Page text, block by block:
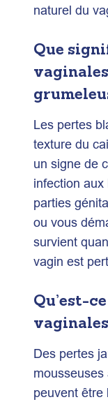
naturel du
Que
Les pertes
texture du
un signe de
infection
parties
ou vous
survient
vagin est
Qu’est-
Des pertes
peuvent être